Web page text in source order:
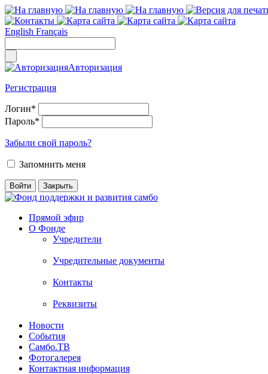
English Français
Авторизация
Регистрация
Логин*
Пароль*
Забыли свой пароль?
Запомнить меня
Прямой эфир
О Фонде
Учредители
Учредительные документы
Контакты
Реквизиты
Новости
События
Самбо.ТВ
Фотогалерея
Контактная информация